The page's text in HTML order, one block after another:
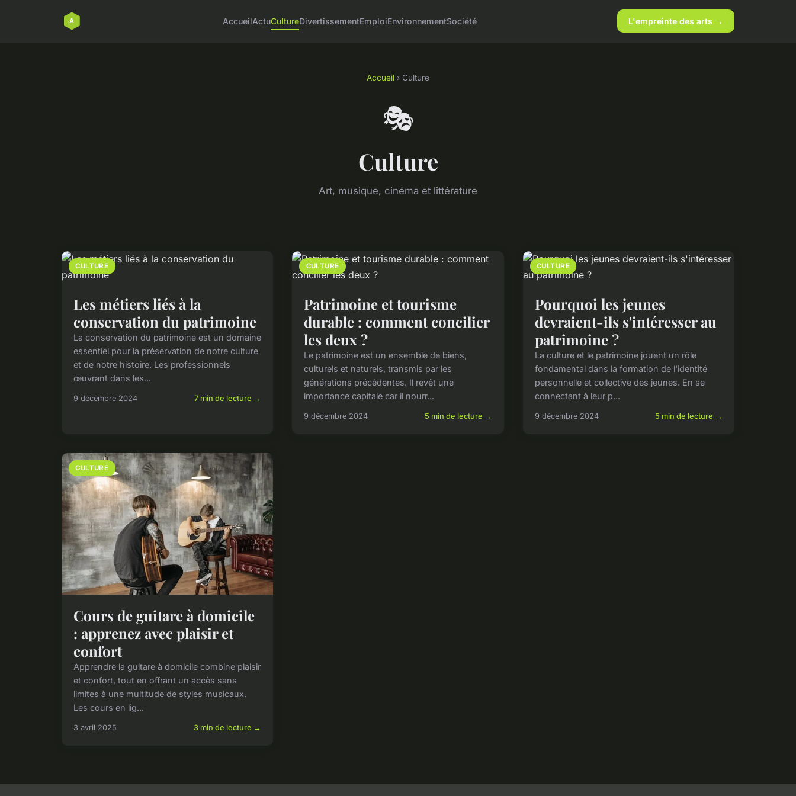
AccueilActuCultureDivertissementEmploiEnvironnementSociété L'empreinte des arts →
Accueil › Culture
🎭
Culture
Art, musique, cinéma et littérature
CULTURE
Les métiers liés à la
conservation du patrimoine
La conservation du patrimoine est un domaine
essentiel pour la préservation de notre culture
et de notre histoire. Les professionnels
œuvrant dans les...
9 décembre 2024 7 min de lecture →
CULTURE
Patrimoine et tourisme
durable : comment concilier
les deux ?
Le patrimoine est un ensemble de biens,
culturels et naturels, transmis par les
générations précédentes. Il revêt une
importance capitale car il nourr...
9 décembre 2024 5 min de lecture →
CULTURE
Pourquoi les jeunes
devraient-ils s'intéresser au
patrimoine ?
La culture et le patrimoine jouent un rôle
fondamental dans la formation de l'identité
personnelle et collective des jeunes. En se
connectant à leur p...
9 décembre 2024 5 min de lecture →
CULTURE
Cours de guitare à domicile
: apprenez avec plaisir et
confort
Apprendre la guitare à domicile combine plaisir
et confort, tout en offrant un accès sans
limites à une multitude de styles musicaux.
Les cours en lig...
3 avril 2025 3 min de lecture →